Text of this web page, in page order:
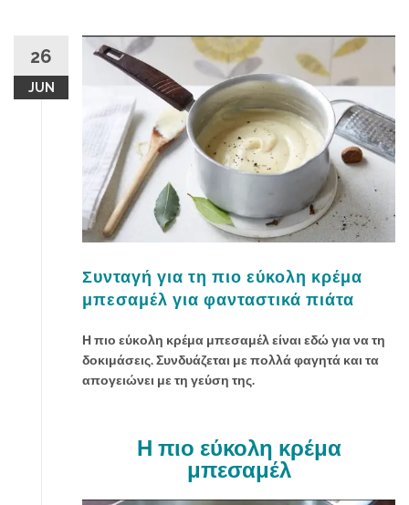
26
JUN
Συνταγή για τη πιο εύκολη κρέμα
μπεσαμέλ για φανταστικά πιάτα
Η πιο εύκολη κρέμα μπεσαμέλ είναι εδώ για να τη
δοκιμάσεις. Συνδυάζεται με πολλά φαγητά και τα
απογειώνει με τη γεύση της.
Η πιο εύκολη κρέμα
μπεσαμέλ